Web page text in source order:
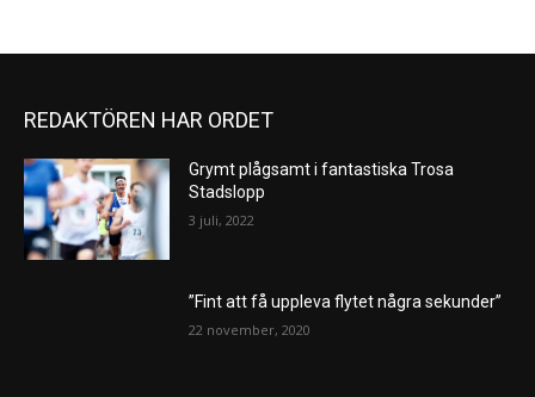
REDAKTÖREN HAR ORDET
Grymt plågsamt i fantastiska Trosa
Stadslopp
3 juli, 2022
”Fint att få uppleva flytet några sekunder”
22 november, 2020